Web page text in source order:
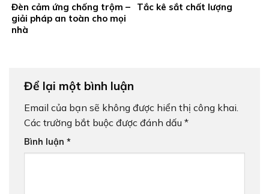
Đèn cảm ứng chống trộm –
giải pháp an toàn cho mọi
nhà
Tắc kê sắt chất lượng
Để lại một bình luận
Email của bạn sẽ không được hiển thị công khai.
Các trường bắt buộc được đánh dấu *
Bình luận *